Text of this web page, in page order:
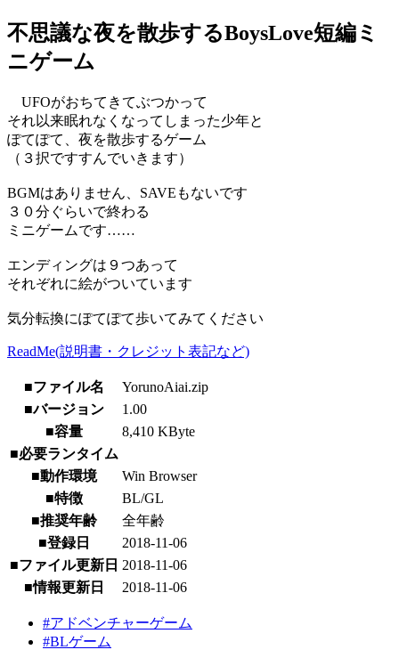
不思議な夜を散歩するBoysLove短編ミ
ニゲーム
UFOがおちてきてぶつかって
それ以来眠れなくなってしまった少年と
ぽてぽて、夜を散歩するゲーム
（３択ですすんでいきます）
BGMはありません、SAVEもないです
３０分ぐらいで終わる
ミニゲームです……
エンディングは９つあって
それぞれに絵がついています
気分転換にぽてぽて歩いてみてください
ReadMe(説明書・クレジット表記など)
■ファイル名
YorunoAiai.zip
■バージョン
1.00
■容量
8,410 KByte
■必要ランタイム
■動作環境
Win Browser
■特徴
BL/GL
■推奨年齢
全年齢
■登録日
2018-11-06
■ファイル更新日 2018-11-06
■情報更新日
2018-11-06
#アドベンチャーゲーム
#BLゲーム